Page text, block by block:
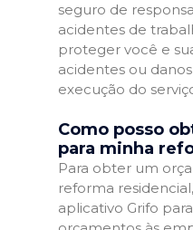
seguro de
acidentes de
proteger você e
acidentes ou
execução do
Como posso
para minha
Para obter um
reforma
aplicativo Grifo